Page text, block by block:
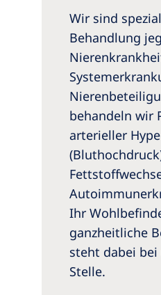
Wir sind
Behandlung
behandeln wir
arterieller
Ihr
ganzheitliche
steht dabei
Stelle.